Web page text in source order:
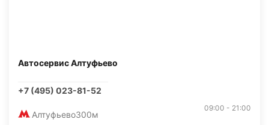
Автосервис Алтуфьево
+7 (495) 023-81-52
Алтуфьево300м
09:00 - 21:00